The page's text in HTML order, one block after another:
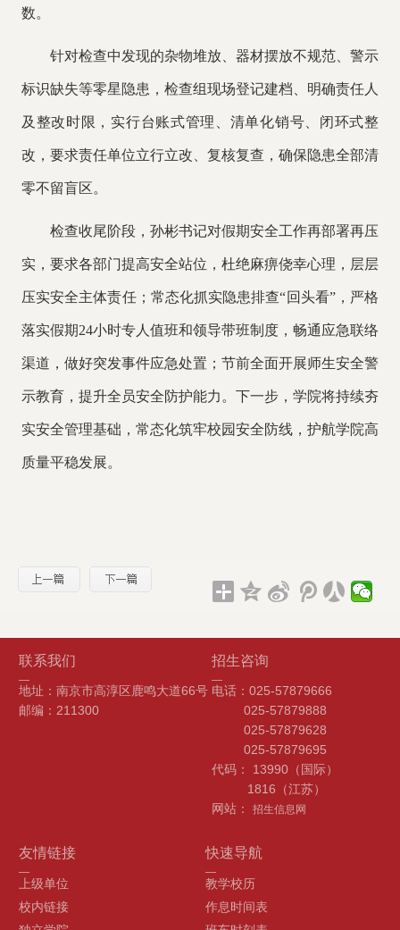
数。
针对检查中发现的杂物堆放、器材摆放不规范、警示
标识缺失等零星隐患，检查组现场登记建档、明确责任人
及整改时限，实行台账式管理、清单化销号、闭环式整
改，要求责任单位立行立改、复核复查，确保隐患全部清
零不留盲区。
检查收尾阶段， 孙彬书记对假期安全工作再部署再压
实，要求各部门提高安全站位，杜绝麻痹侥幸心理，层层
压实安全主体责任；常态化抓实隐患排查“回头看”，严格
落实假期24小时专人值班和领导带班制度，畅通应急联络
渠道，做好突发事件应急处置；节前全面开展师生安全警
示教育，提升全员安全防护能力。下一步，学院将持续夯
实安全管理基础，常态化筑牢校园安全防线，护航学院高
质量平稳发展。
联系我们
地址：南京市高淳区鹿鸣大道66号
邮编：211300
招生咨询
电话：025-57879666
025-57879888
025-57879628
025-57879695
代码： 13990（国际）
1816（江苏）
网站： 招生信息网
友情链接
上级单位
校内链接
快速导航
教学校历
作息时间表